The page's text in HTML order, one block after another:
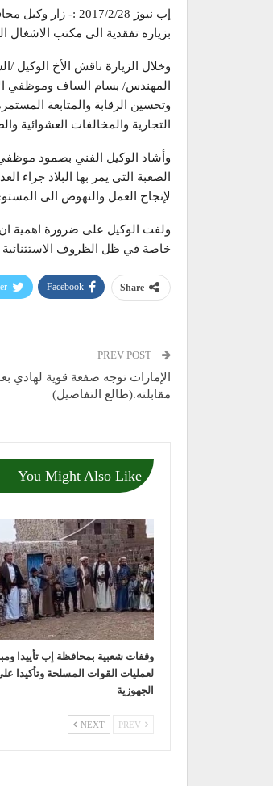
إب نيوز 2017/2/28 :- زار وكيل محافظة للشؤون الفنية الشيخ/ عبدالواحد المروعي
بزياره تفقدية الى مكتب الاشغال
وخلال الزيارة ناقش الأخ الوكيل /
المهندس/ بسام الساف وموظفي
وتحسين الرقابة والمتابعة
التجارية والمخالفات العشوائية
وأشاد الوكيل الفني بصمود
الصعبة التى يمر بها البلاد
لإنجاح العمل والنهوض الى
ولفت الوكيل على ضرورة اهمية ان
خاصة في ظل الظروف الاستثنائية
Share
Facebook
الإمارات توجه صفعة قوية لهادي
مقابلته.(طالع التفاصيل)
You Might Also Like
وقفات شعبية بمحافظة إب تأييدا
لعمليات القوات المسلحة وتأكيدا
الجهوزية
NEXT